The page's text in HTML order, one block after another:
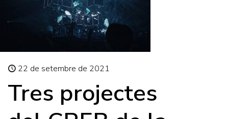
22 de setembre de 2021
Tres projectes